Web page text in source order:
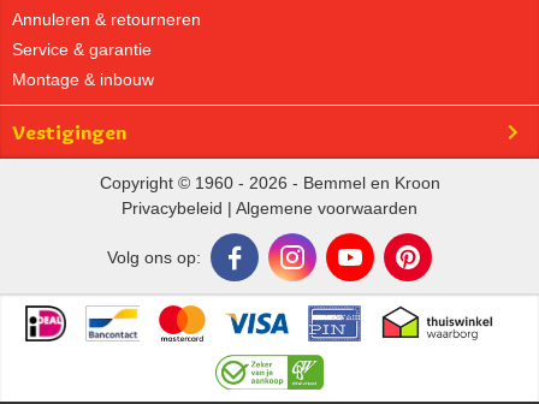
Annuleren & retourneren
Service & garantie
Montage & inbouw
Vestigingen
Copyright © 1960 - 2026 - Bemmel en Kroon
Privacybeleid | Algemene voorwaarden
Volg ons op: